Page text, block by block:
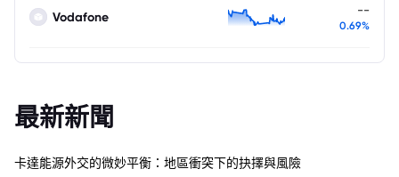
Vodafone --
0.69%
最新新聞
卡達能源外交的微妙平衡：地區衝突下的抉擇與風險